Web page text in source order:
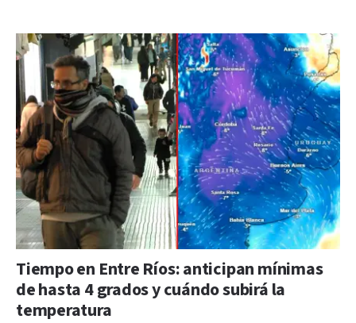
Tiempo en Entre Ríos: anticipan mínimas
de hasta 4 grados y cuándo subirá la
temperatura